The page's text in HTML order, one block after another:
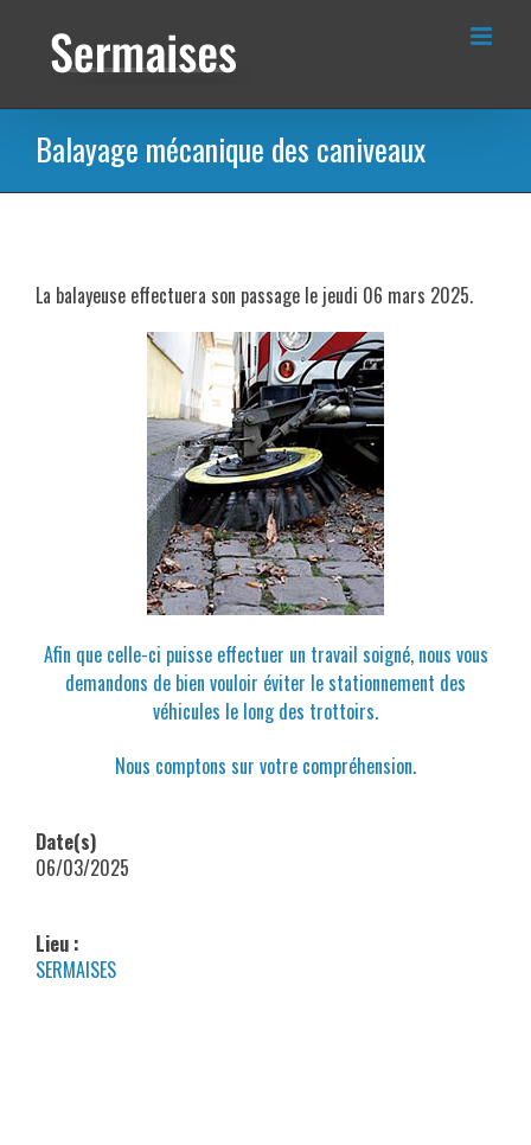
contenu
Balayage mécanique des caniveaux
La balayeuse effectuera son passage le jeudi 06 mars 2025.
Afin que celle-ci puisse effectuer un travail soigné, nous vous
demandons de bien vouloir éviter le stationnement des
véhicules le long des trottoirs.
Nous comptons sur votre compréhension.
Date(s)
06/03/2025
Lieu :
SERMAISES